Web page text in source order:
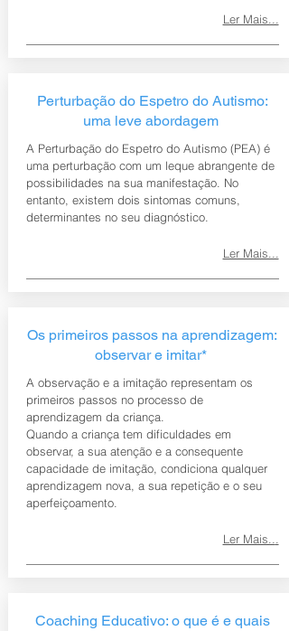
Ler Mais...
Perturbação do Espetro do Autismo:
uma leve abordagem
A Perturbação do Espetro do Autismo (PEA) é
uma perturbação com um leque abrangente de
possibilidades na sua manifestação. No
entanto, existem dois sintomas comuns,
determinantes no seu diagnóstico.
Ler Mais...
Os primeiros passos na aprendizagem:
observar e imitar*
A observação e a imitação representam os
primeiros passos no processo de
aprendizagem da criança.
Quando a criança tem dificuldades em
observar, a sua atenção e a consequente
capacidade de imitação, condiciona qualquer
aprendizagem nova, a sua repetição e o seu
aperfeiçoamento.
Ler Mais..
Coaching Educativo: o que é e quais